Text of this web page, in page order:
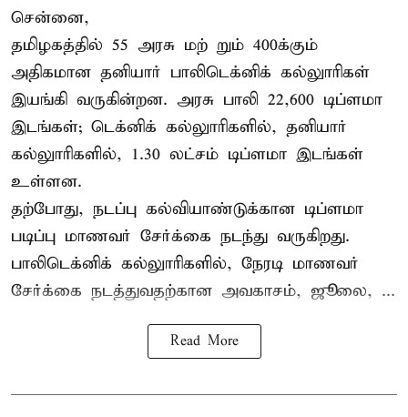
சென்னை,
தமிழகத்தில் 55 அரசு மற் றும் 400க்கும்
அதிகமான தனியார் பாலிடெக்னிக் கல்லுாரிகள்
இயங்கி வருகின்றன. அரசு பாலி 22,600 டிப்ளமா
இடங்கள்; டெக்னிக் கல்லுாரிகளில், தனியார்
கல்லுாரிகளில், 1.30 லட்சம் டிப்ளமா இடங்கள்
உள்ளன.
தற்போது, நடப்பு கல்வியாண்டுக்கான டிப்ளமா
படிப்பு மாணவர் சேர்க்கை நடந்து வருகிறது.
பாலிடெக்னிக் கல்லுாரிகளில், நேரடி மாணவர்
சேர்க்கை நடத்துவதற்கான அவகாசம், ஜூலை, ...
Read More